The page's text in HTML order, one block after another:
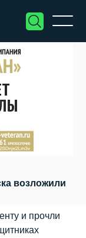
возложили
и прочли